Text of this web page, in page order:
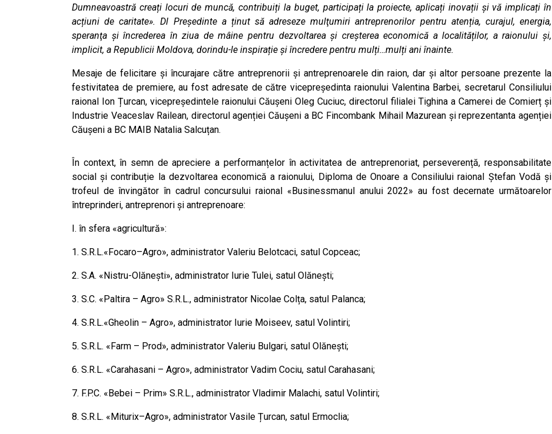
Dumneavoastră creați locuri de muncă, contribuiți la buget, participați la proiecte, aplicați inovații și vă implicați în
acțiuni de caritate». Dl Președinte a ținut să adreseze mulţumiri antreprenorilor pentru atenția, curajul, energia,
speranţa şi încrederea în ziua de mâine pentru dezvoltarea și creșterea economică a localităților, a raionului și,
implicit, a Republicii Moldova, dorindu-le inspirație și încredere pentru mulți…mulți ani înainte.
Mesaje de felicitare și încurajare către antreprenorii și antreprenoarele din raion, dar și altor persoane prezente la
festivitatea de premiere, au fost adresate de către vicepreședinta raionului Valentina Barbei, secretarul Consiliului
raional Ion Țurcan, vicepreședintele raionului Căușeni Oleg Cuciuc, directorul filialei Tighina a Camerei de Comierț și
Industrie Veaceslav Railean, directorul agenției Căușeni a BC Fincombank Mihail Mazurean și reprezentanta agenției
Căușeni a BC MAIB Natalia Salcuțan.
În context, în semn de apreciere a performanțelor în activitatea de antreprenoriat, perseverență, responsabilitate
social și contribuție la dezvoltarea economică a raionului, Diploma de Onoare a Consiliului raional Ștefan Vodă și
trofeul de învingător în cadrul concursului raional «Businessmanul anului 2022» au fost decernate următoarelor
întreprinderi, antreprenori și antreprenoare:
I. în sfera «agricultură»:
1. S.R.L.«Focaro–Agro», administrator Valeriu Belotcaci, satul Copceac;
2. S.A. «Nistru-Olănești», administrator Iurie Tulei, satul Olănești;
3. S.C. «Paltira – Agro» S.R.L., administrator Nicolae Colța, satul Palanca;
4. S.R.L.«Gheolin – Agro», administrator Iurie Moiseev, satul Volintiri;
5. S.R.L. «Farm – Prod», administrator Valeriu Bulgari, satul Olănești;
6. S.R.L. «Carahasani – Agro», administrator Vadim Cociu, satul Carahasani;
7. F.P.C. «Bebei – Prim» S.R.L., administrator Vladimir Malachi, satul Volintiri;
8. S.R.L. «Miturix–Agro», administrator Vasile Țurcan, satul Ermoclia;